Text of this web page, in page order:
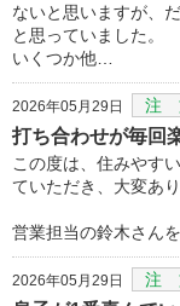
ないと思いますが、
と思っていました。
いくつか他…
2026年05月29日 注
打ち合わせが毎回
この度は、住みやす
ていただき、大変あ
営業担当の鈴木さん
2026年05月29日 注